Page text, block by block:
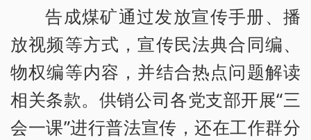
告成煤矿通过发放宣传手册、播
放视频等方式，宣传民法典合同编、
物权编等内容，并结合热点问题解读
相关条款。供销公司各党支部开展“三
会一课”进行普法宣传，还在工作群分